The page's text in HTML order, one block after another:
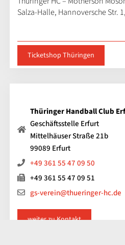
Salza-Halle, Hannoversche Str.
Ticketshop Thüringen
Thüringer Handball Club
Geschäftsstelle Erfurt
Mittelhäuser Straße 21b
99089 Erfurt
+49 361 55 47 09 50
+49 361 55 47 09 51
gs-verein@thueringer-hc.de
weiter zu Kontakt